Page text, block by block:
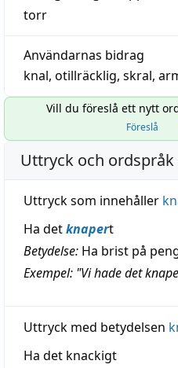
torr
Användarnas bidrag
knal, otillräcklig, skral,
Vill du föreslå ett nytt
Föreslå
Uttryck och
Uttryck som innehåller
Ha detknapert
Betydelse: Ha brist på
Exempel: "Vi hade det
Uttryck med betydelsen
Ha det knackigt